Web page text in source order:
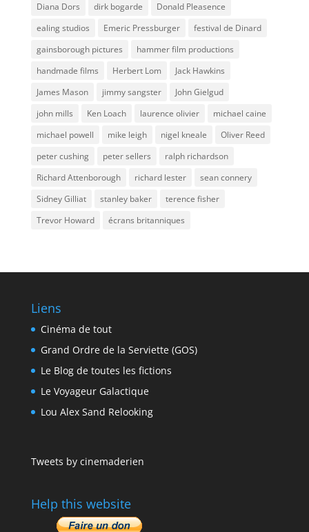
Diana Dors
dirk bogarde
Donald Pleasence
ealing studios
Emeric Pressburger
festival de Dinard
gainsborough pictures
hammer film productions
handmade films
Herbert Lom
Jack Hawkins
James Mason
jimmy sangster
John Gielgud
john mills
Ken Loach laurence olivier
michael caine
michael powell
mike leigh nigel kneale
Oliver Reed
peter cushing
peter sellers
ralph richardson
Richard Attenborough
richard lester
sean connery
Sidney Gilliat
stanley baker
terence fisher
Trevor Howard
écrans britanniques
Liens
Cinéma de tout
Grand Ordre de la Serviette (GOS)
Le Blog de toutes les fictions
Le Voyageur Galactique
Lou Alex Sand Relooking
Tweets by cinemaderien
Help this website